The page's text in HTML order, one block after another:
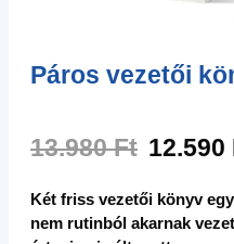
Páros vezetői
13.980 Ft 12.590
Két friss vezetői könyv
nem rutinból akarnak